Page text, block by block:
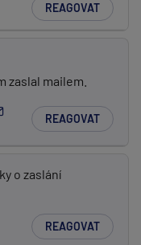
REAGOVAT
zaslal mailem.
REAGOVAT
o zaslání
REAGOVAT